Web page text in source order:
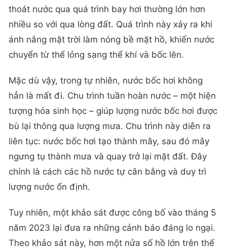
thoát nước qua quá trình bay hơi thường lớn hơn
nhiều so với qua lòng đất. Quá trình này xảy ra khi
ánh nắng mặt trời làm nóng bề mặt hồ, khiến nước
chuyển từ thể lỏng sang thể khí và bốc lên.
Mặc dù vậy, trong tự nhiên, nước bốc hơi không
hẳn là mất đi. Chu trình tuần hoàn nước – một hiện
tượng hóa sinh học – giúp lượng nước bốc hơi được
bù lại thông qua lượng mưa. Chu trình này diễn ra
liên tục: nước bốc hơi tạo thành mây, sau đó mây
ngưng tụ thành mưa và quay trở lại mặt đất. Đây
chính là cách các hồ nước tự cân bằng và duy trì
lượng nước ổn định.
Tuy nhiên, một khảo sát được công bố vào tháng 5
năm 2023 lại đưa ra những cảnh báo đáng lo ngại.
Theo khảo sát này, hơn một nửa số hồ lớn trên thế